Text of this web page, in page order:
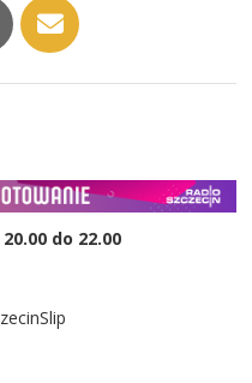
do 22.00